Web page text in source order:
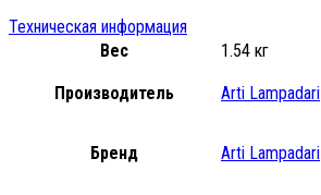
Техническая информация
Вес
1.54 кг
Производитель Arti Lampadari
Бренд Arti Lampadari